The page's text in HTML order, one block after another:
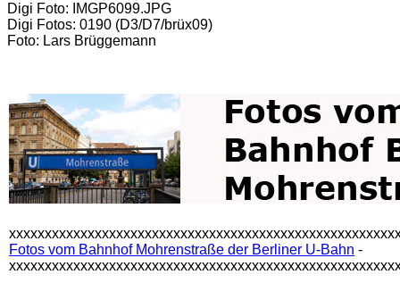
Digi Foto: IMGP6099.JPG
Digi Fotos: 0190 (D3/D7/brüx09)
Foto: Lars Brüggemann
Fotos vom Bahnhof Mohrenstraße der Berliner U-Bahn -